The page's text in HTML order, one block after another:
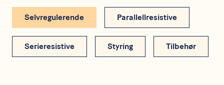
Selvregulerende Parallellresistive
Serieresistive Styring Tilbehør